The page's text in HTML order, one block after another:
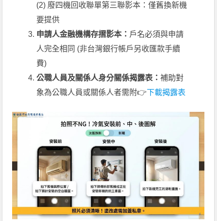
(2) 廢四機回收聯單第三聯影本：僅舊換新機
要提供
申請人金融機構存摺影本： 戶名必須與申請
人完全相同 (非台灣銀行帳戶另收匯款手續
費)
公職人員及關係人身分關係揭露表：補助對
象為公職人員或關係人者需附👉下載揭露表